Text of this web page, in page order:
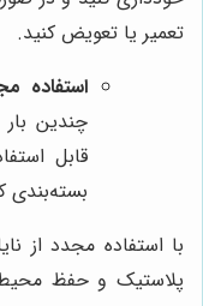
تعمیر یا تعویض کنید.
استفاده
چندین بار
قابل
بسته‌بندی
با استفاده مجدد از
پلاستیک و حفظ